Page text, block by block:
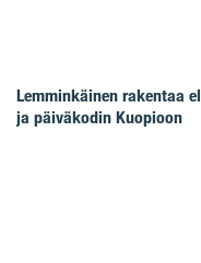
Lemminkäinen rakentaa
ja päiväkodin Kuopioon